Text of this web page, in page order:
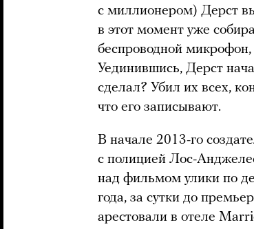
с миллионером) Дерст
в этот момент уже
беспроводной микрофон,
Уединившись, Дерст
сделал? Убил их всех,
что его записывают.
В начале 2013-го
с полицией Лос-
над фильмом улики по
года, за сутки до
арестовали в отеле